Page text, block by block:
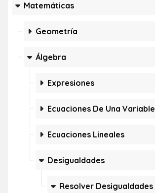
Matemáticas
Geometría
Álgebra
Expresiones
Ecuaciones De Una Variable
Ecuaciones Lineales
Desigualdades
Resolver Desigualdades